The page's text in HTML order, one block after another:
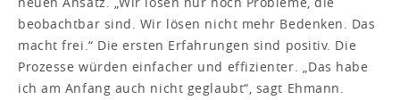
beobachtbar sind. Wir lösen nicht mehr Bedenken. Das
macht frei.“ Die ersten Erfahrungen sind positiv. Die
Prozesse würden einfacher und effizienter. „Das habe
ich am Anfang auch nicht geglaubt“, sagt Ehmann.